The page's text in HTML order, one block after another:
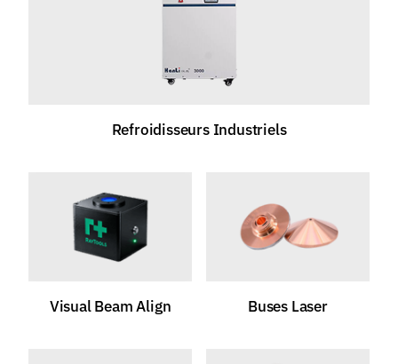
Refroidisseurs Industriels
Visual Beam Align Buses Laser